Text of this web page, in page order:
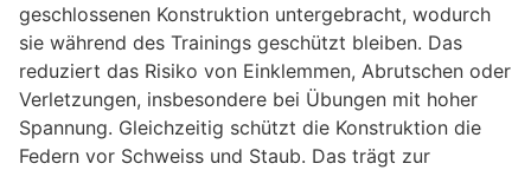
geschlossenen Konstruktion untergebracht, wodurch
sie während des Trainings geschützt bleiben. Das
reduziert das Risiko von Einklemmen, Abrutschen oder
Verletzungen, insbesondere bei Übungen mit hoher
Spannung. Gleichzeitig schützt die Konstruktion die
Federn vor Schweiss und Staub. Das trägt zur